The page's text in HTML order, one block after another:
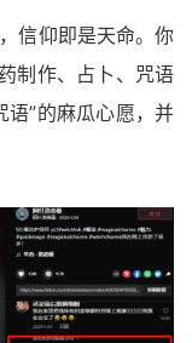
信仰即是天命。你
制作、占卜、咒语
语”的麻瓜心愿，并